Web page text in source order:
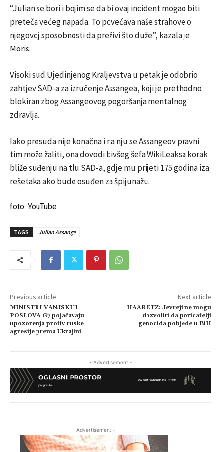
“Julian se bori i bojim se da bi ovaj incident mogao biti
preteča većeg napada. To povećava naše strahove o
njegovoj sposobnosti da preživi što duže”, kazala je
Moris.
Visoki sud Ujedinjenog Kraljevstva u petak je odobrio
zahtjev SAD-a za izručenje Assangea, koji je prethodno
blokiran zbog Assangeovog pogoršanja mentalnog
zdravlja.
Iako presuda nije konačna i na nju se Assangeov pravni
tim može žaliti, ona dovodi bivšeg šefa WikiLeaksa korak
bliže suđenju na tlu SAD-a, gdje mu prijeti 175 godina iza
rešetaka ako bude osuđen za špijunažu.
foto: YouTube
TAGS Julian Assange
Previous article
MINISTRI VANJSKIH
POSLOVA G7 pojačavaju
upozorenja protiv ruske
agresije prema Ukrajini
Next article
HAARETZ: Jevreji ne mogu
dozvoliti da poricatelji
genocida pobjede u BiH
- Advertisement -
- Advertisement -